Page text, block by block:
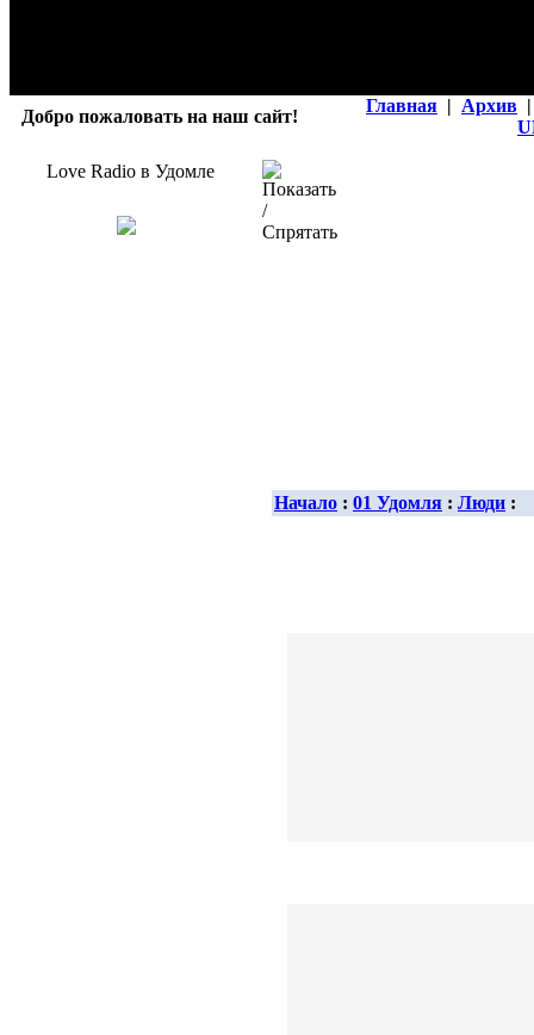
Добро пожаловать на наш сайт!
Главная | Архив |
Love Radio в Удомле
Начало : 01 Удомля : Люди :